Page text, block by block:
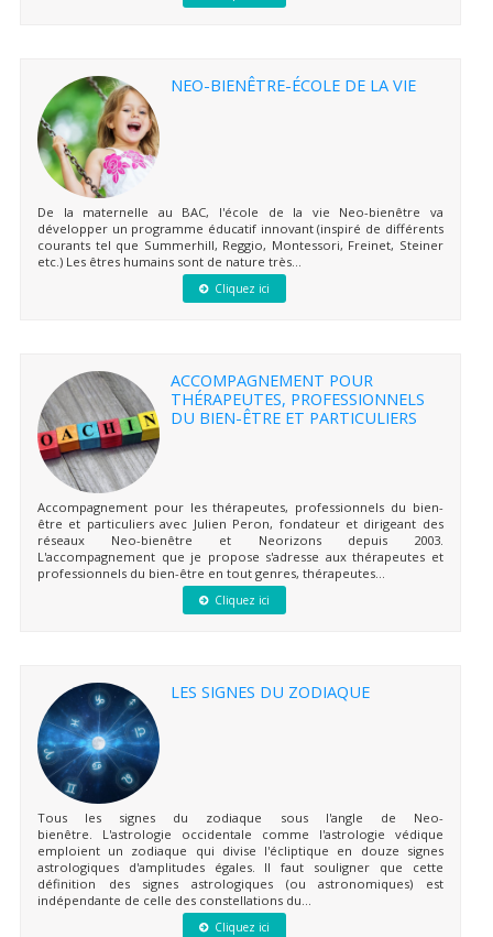
NEO-BIENÊTRE-ÉCOLE DE LA VIE
De la maternelle au BAC, l'école de la vie Neo-bienêtre va
développer un programme éducatif innovant (inspiré de différents
courants tel que Summerhill, Reggio, Montessori, Freinet, Steiner
etc.) Les êtres humains sont de nature très...
Cliquez ici
ACCOMPAGNEMENT POUR
THÉRAPEUTES, PROFESSIONNELS
DU BIEN-ÊTRE ET PARTICULIERS
Accompagnement pour les thérapeutes, professionnels du bien-
être et particuliers avec Julien Peron, fondateur et dirigeant des
réseaux Neo-bienêtre et Neorizons depuis 2003.
L'accompagnement que je propose s'adresse aux thérapeutes et
professionnels du bien-être en tout genres, thérapeutes...
Cliquez ici
LES SIGNES DU ZODIAQUE
Tous les signes du zodiaque sous l'angle de Neo-
bienêtre. L'astrologie occidentale comme l'astrologie védique
emploient un zodiaque qui divise l'écliptique en douze signes
astrologiques d'amplitudes égales. Il faut souligner que cette
définition des signes astrologiques (ou astronomiques) est
indépendante de celle des constellations du...
Cliquez ici